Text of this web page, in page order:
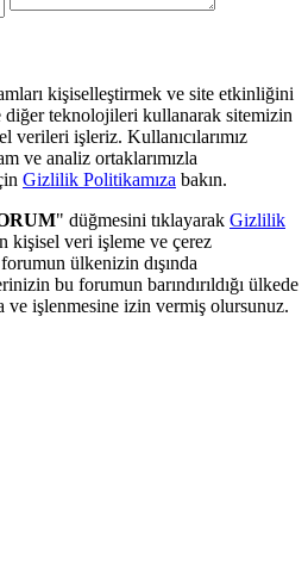
kişiselleştirmek ve site etkinliğini
diğer teknolojileri kullanarak sitemizin
verileri işleriz. Kullanıcılarımız
ve analiz ortaklarımızla
Gizlilik Politikamıza bakın.
" düğmesini tıklayarak Gizlilik
kişisel veri işleme ve çerez
ülkenizin dışında
bu forumun barındırıldığı ülkede
ve işlenmesine izin vermiş olursunuz.